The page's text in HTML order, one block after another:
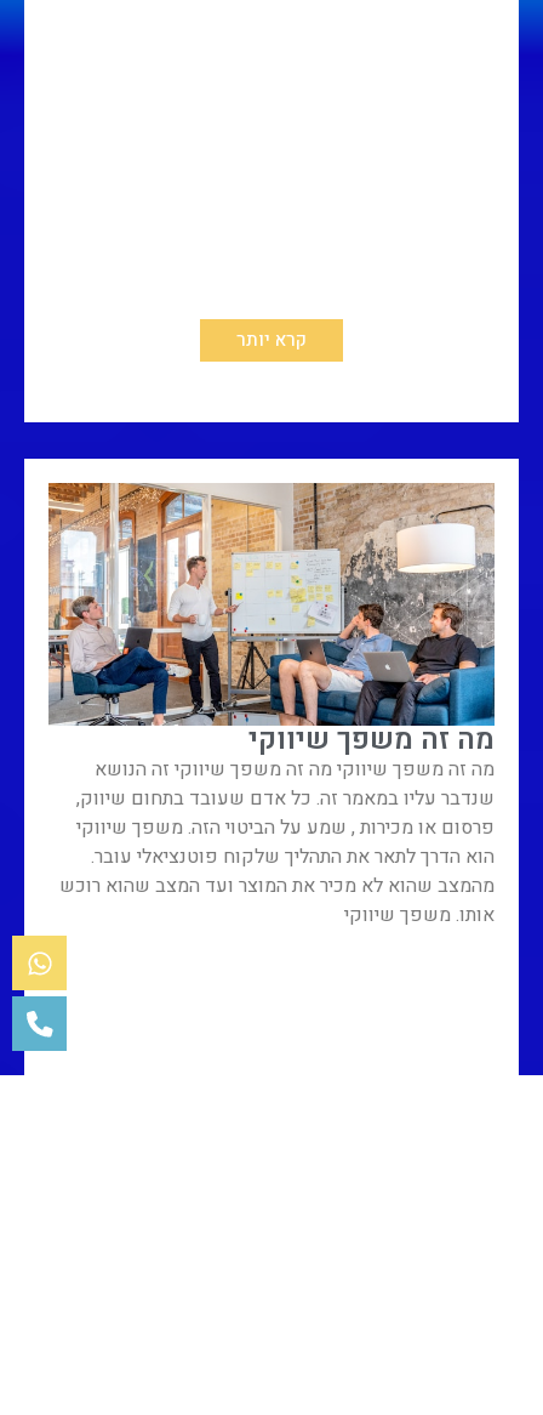
קרא יותר
מה זה משפך שיווקי
מה זה משפך שיווקי מה זה משפך שיווקי זה הנושא
שנדבר עליו במאמר זה. כל אדם שעובד בתחום שיווק,
פרסום או מכירות , שמע על הביטוי הזה. משפך שיווקי
הוא הדרך לתאר את התהליך שלקוח פוטנציאלי עובר.
מהמצב שהוא לא מכיר את המוצר ועד המצב שהוא רוכש
אותו. משפך שיווקי